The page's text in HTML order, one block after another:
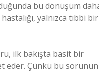
bu dönüşüm
yalnızca tıbbi bir
ilk bakışta basit bir
eder. Çünkü bu sorunun